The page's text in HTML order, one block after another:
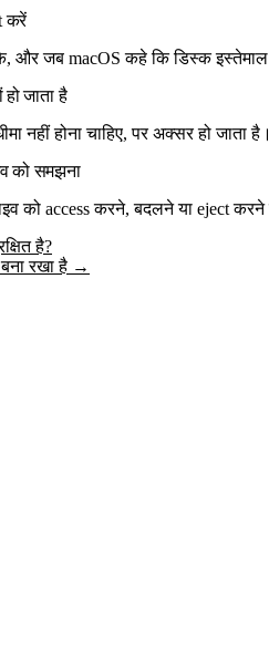
करें
और जब macOS कहे कि डिस्क
जाता है
नहीं होना चाहिए, पर अक्सर हो जाता
को समझना
को access करने, बदलने या eject
है?
रखा है →